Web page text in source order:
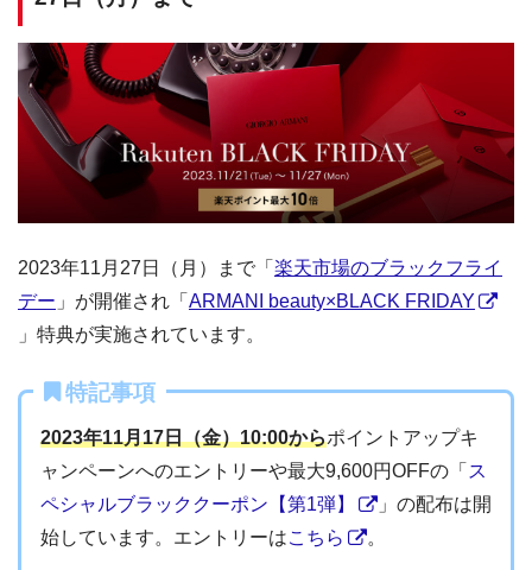
2023年11月27日（月）まで「 楽天市場のブラックフライ
デー 」が開催され「 ARMANI beauty×BLACK FRIDAY
」特典が実施されています。
特記事項
2023年11月17日（金）10:00からポイントアップキ
ャンペーンへのエントリーや最大9,600円OFFの「 ス
ペシャルブラッククーポン【第1弾】
」の配布は開
始しています。エントリーはこちら 。